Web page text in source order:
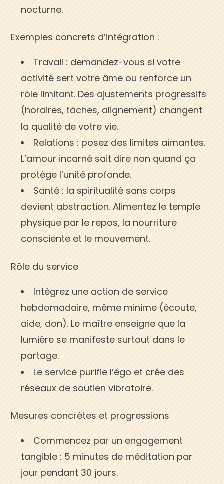
nocturne.
Exemples concrets d’intégration :
Travail : demandez-vous si votre
activité sert votre âme ou renforce un
rôle limitant. Des ajustements progressifs
(horaires, tâches, alignement) changent
la qualité de votre vie.
Relations : posez des limites aimantes.
L’amour incarné sait dire non quand ça
protège l’unité profonde.
Santé : la spiritualité sans corps
devient abstraction. Alimentez le temple
physique par le repos, la nourriture
consciente et le mouvement.
Rôle du service
Intégrez une action de service
hebdomadaire, même minime (écoute,
aide, don). Le maître enseigne que la
lumière se manifeste surtout dans le
partage.
Le service purifie l’égo et crée des
réseaux de soutien vibratoire.
Mesures concrètes et progressions
Commencez par un engagement
tangible : 5 minutes de méditation par
jour pendant 30 jours.